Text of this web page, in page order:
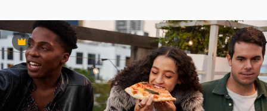
Premium